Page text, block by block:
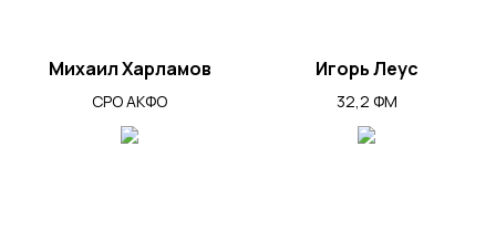
Михаил Харламов
СРО АКФО
Игорь Леус
32,2 ФМ